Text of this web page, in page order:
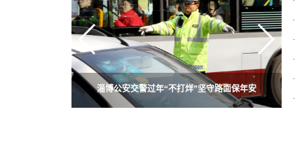
淄川：花灯齐放引客至 “飞火流星”代烟花
济青高铁淄博北站建设产值过半 主体施工完成70%
淄博体育健儿备战省运会
淄博公安交警过年“不打烊”坚守路面保年安
周村民俗过大年升级 全景展现古城魅力
·
·
·
·
·